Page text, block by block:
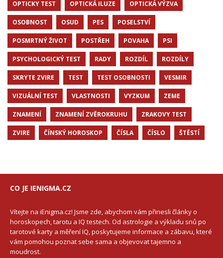
OPTICKY TEST OPTICKÁ ILUZE OPTICKÁ VÝZVA
OSOBNOST OSUD PES POSELSTVÍ
POSMRTNÝ ŽIVOT POSTŘEH POVAHA PSI
PSYCHOLOGICKÝ TEST RADY ROZDÍL ROZDÍLY
SKRYTE ZVIRE TEST TEST OSOBNOSTI VESMIR
VIZUÁLNÍ TEST VLASTNOSTI VYZKUM ZEME
ZNAMENÍ ZNAMENÍ ZVĚROKRUHU ZRAKOVY TEST
ZVIRE ČÍNSKÝ HOROSKOP ČÍSLA ČÍSLO ŠTĚSTÍ
CO JE IENIGMA.CZ
Vítejte na iEnigma.cz! Jsme zde, abychom vám přinesli články o
horoskopech, tarotu a IQ testech. Od astrologie a výkladu snů po
tarotové karty a měření IQ, poskytujeme informace a zábavu, které
vám pomohou poznat sebe sama a objevovat tajemno a
moudrost.